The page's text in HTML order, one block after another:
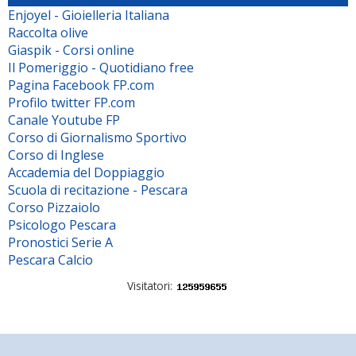
Enjoyel - Gioielleria Italiana
Raccolta olive
Giaspik - Corsi online
Il Pomeriggio - Quotidiano free
Pagina Facebook FP.com
Profilo twitter FP.com
Canale Youtube FP
Corso di Giornalismo Sportivo
Corso di Inglese
Accademia del Doppiaggio
Scuola di recitazione - Pescara
Corso Pizzaiolo
Psicologo Pescara
Pronostici Serie A
Pescara Calcio
Visitatori: